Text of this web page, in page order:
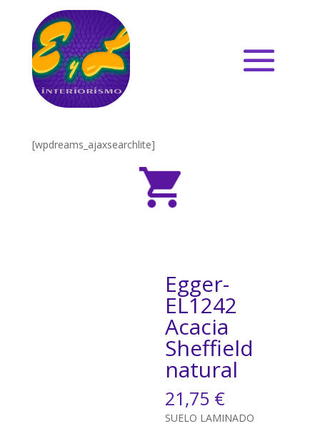
[wpdreams_ajaxsearchlite]
Egger-
EL1242
Acacia
Sheffield
natural
21,75 €
SUELO LAMINADO